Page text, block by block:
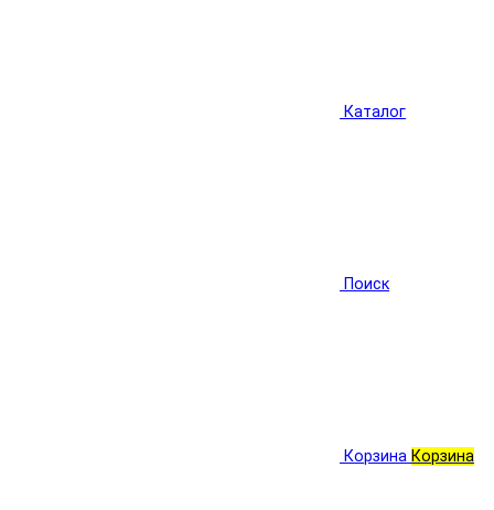
Каталог
Поиск
Корзина Корзина